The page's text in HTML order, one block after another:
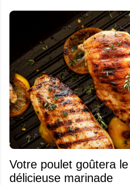
Votre poulet goûtera
délicieuse marinade